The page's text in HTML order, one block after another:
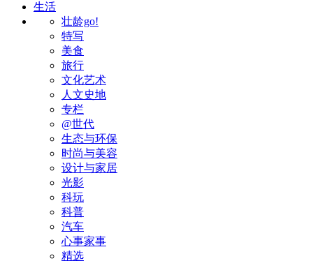
生活
壮龄go!
特写
美食
旅行
文化艺术
人文史地
专栏
@世代
生态与环保
时尚与美容
设计与家居
光影
科玩
科普
汽车
心事家事
精选